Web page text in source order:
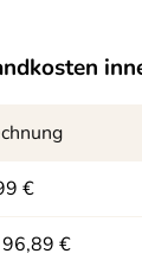
€
96,89 €